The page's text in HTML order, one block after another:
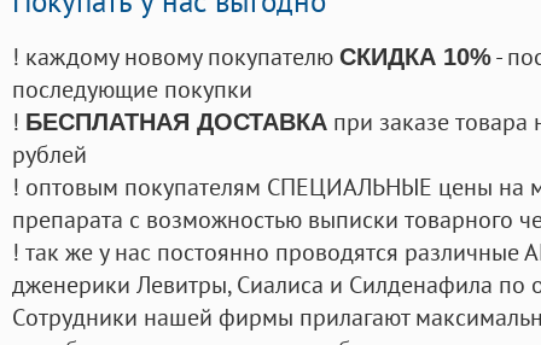
! каждому новому покупателю СКИДКА 10%-
последующие покупки
! БЕСПЛАТНАЯ ДОСТАВКА при заказе
рублей
! оптовым покупателям СПЕЦИАЛЬНЫЕ цены на
препарата с возможностью выписки товарного
! так же у нас постоянно проводятся
дженерики Левитры, Сиалиса и Силденафила по
Cотрудники нашей фирмы прилагают